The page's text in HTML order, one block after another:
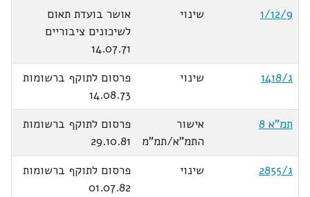
1/12/9
שינוי
אושר בועדת תאום
לשיכונים ציבוריים
14.07.71
ג/1418
שינוי
פרסום לתוקף ברשומות
14.08.73
תמ"א 8
אישור
התמ"א/תמ"מ
פרסום לתוקף ברשומות
29.10.81
ג/2855
שינוי
פרסום לתוקף ברשומות
01.07.82